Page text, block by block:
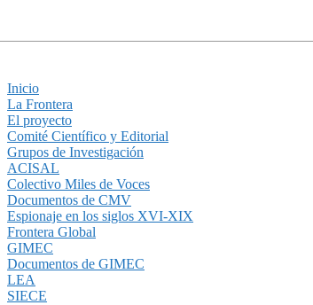
Inicio
La Frontera
El proyecto
Comité Científico y Editorial
Grupos de Investigación
ACISAL
Colectivo Miles de Voces
Documentos de CMV
Espionaje en los siglos XVI-XIX
Frontera Global
GIMEC
Documentos de GIMEC
LEA
SIECE